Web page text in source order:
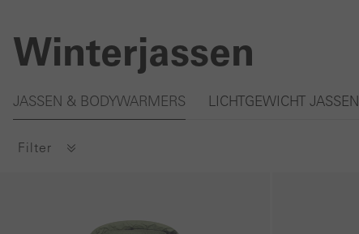
Winterjassen
Galerie overslaan
JASSEN & BODYWARMERS LICHTGEWICHT JASSEN
Filter